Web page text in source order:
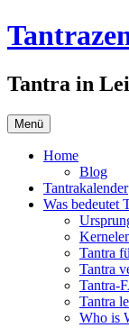
Zum
Inhalt
Tantra in
Menü
Home
Blog
Tantrakalender
Was bedeutet
Tantra
Tantra
Tantra-
Tantra
Who is